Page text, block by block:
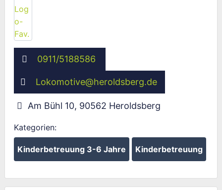
0911/5188586
Lokomotive@heroldsberg.de
Am Bühl 10, 90562 Heroldsberg
Kategorien:
Kinderbetreuung 3-6 Jahre Kinderbetreuung